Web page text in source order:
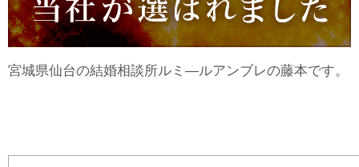
宮城県仙台の結婚相談所ルミ―ルアンブレの藤本です。